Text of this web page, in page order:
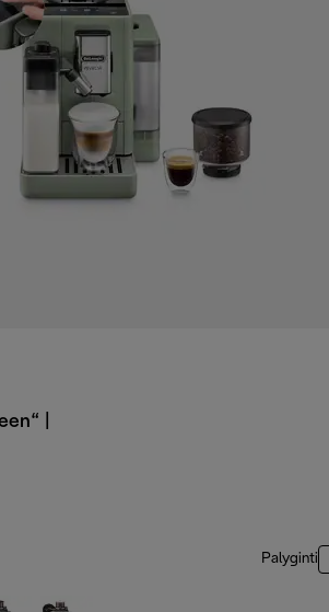
|
Palyginti